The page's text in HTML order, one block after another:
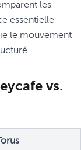
les
essentielle
le mouvement
vs.
Torus